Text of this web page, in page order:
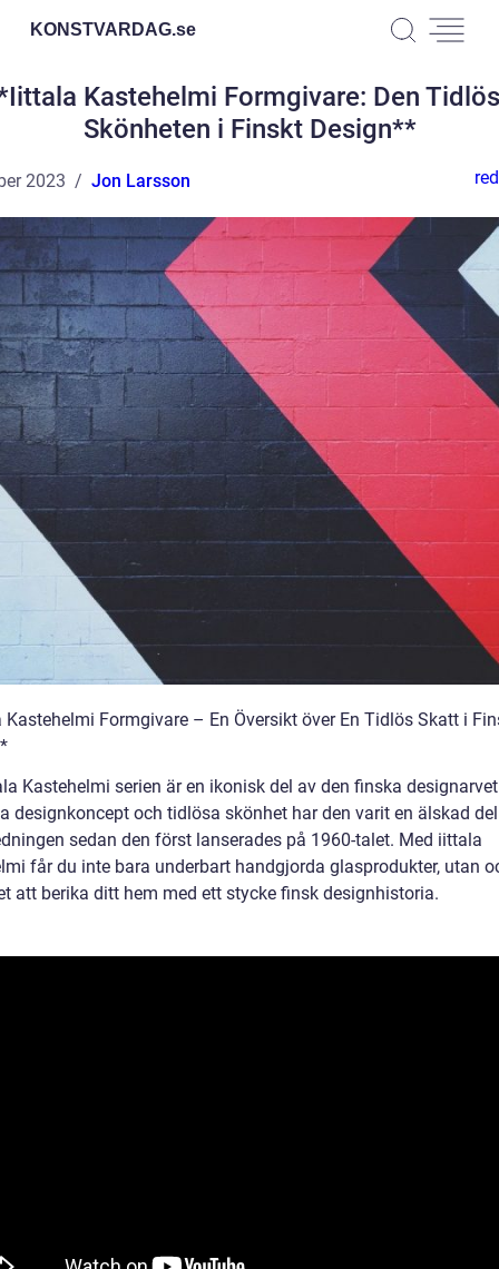
KONSTVARDAG.se
Kastehelmi Formgivare: Den
Skönheten i Finskt Design**
2023 Jon Larsson
Formgivare – En Översikt över En Tidlös Skatt i
Kastehelmi serien är en ikonisk del av den finska
designkoncept och tidlösa skönhet har den varit en älskad
sedan den först lanserades på 1960-talet. Med iittala
får du inte bara underbart handgjorda glasprodukter, utan
att berika ditt hem med ett stycke finsk designhistoria.